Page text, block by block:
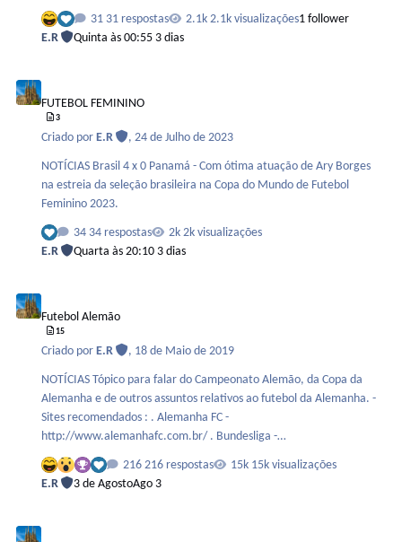
primeira edição do Mundial, disputado em 1930. Também haverá
jogos da primeira rodada na Argentina e no Paraguai. Fonte :
https://ge.globo.com/futebol/futebol-
argentina-e-no-paraguai.ghtml
31 respostas 2.1k visualizações1 follower
E.R
Quinta às 00:55 3 dias
FUTEBOL FEMININO
3
Criado por E.R ,24 de Julho de 2023
NOTÍCIAS Brasil 4 x 0 Panamá - Com ótima atuação de Ary Borges
na estreia da seleção brasileira na Copa do Mundo de Futebol
Feminino 2023.
34 respostas
2k visualizações
E.R
Quarta às 20:10 3 dias
Futebol Alemão
15
Criado por E.R , 18 de Maio de 2019
NOTÍCIAS Tópico para falar do Campeonato Alemão, da Copa da
Alemanha e de outros assuntos relativos ao futebol da Alemanha. -
Sites recomendados : . Alemanha FC -
http://www.alemanhafc.com.br/ . Bundesliga -
http://www.bundesliga.com.br/
216 respostas
15k visualizações
E.R
3 de AgostoAgo 3